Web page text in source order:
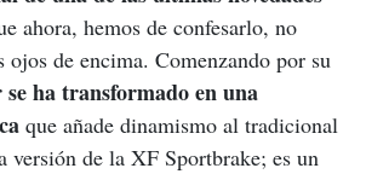
ahora, hemos de confesarlo, no
ojos de encima. Comenzando por su
ha transformado en una
que añade dinamismo al tradicional
versión de la XF Sportbrake; es un